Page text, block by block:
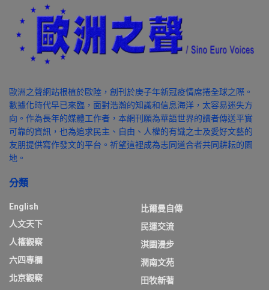
歐洲之聲網站根植於歐陸，創刊於庚子年新冠疫情席捲全球之際。
數據化時代早已來臨，面對浩瀚的知識和信息海洋，太容易迷失方
向。作為長年的媒體工作者，本網刊願為華語世界的讀者傳送平實
可靠的資訊，也為追求民主、自由、人權的有識之士及愛好文藝的
友朋提供寫作發文的平台。祈望這裡成為志同道合者共同耕耘的園
地。
分類
English
人文天下
人權觀察
六四專欄
北京觀察
比爾曼自傳
民運交流
淇園漫步
潤南文苑
田牧新著